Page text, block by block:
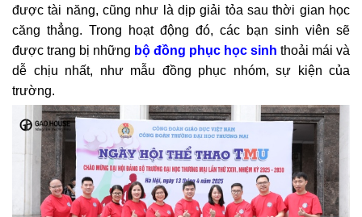
được tài năng, cũng như là dịp giải tỏa sau thời gian học
căng thẳng. Trong hoạt động đó, các bạn sinh viên sẽ
được trang bị những bộ đồng phục học sinh thoải mái và
dễ chịu nhất, như mẫu đồng phục nhóm, sự kiện của
trường.